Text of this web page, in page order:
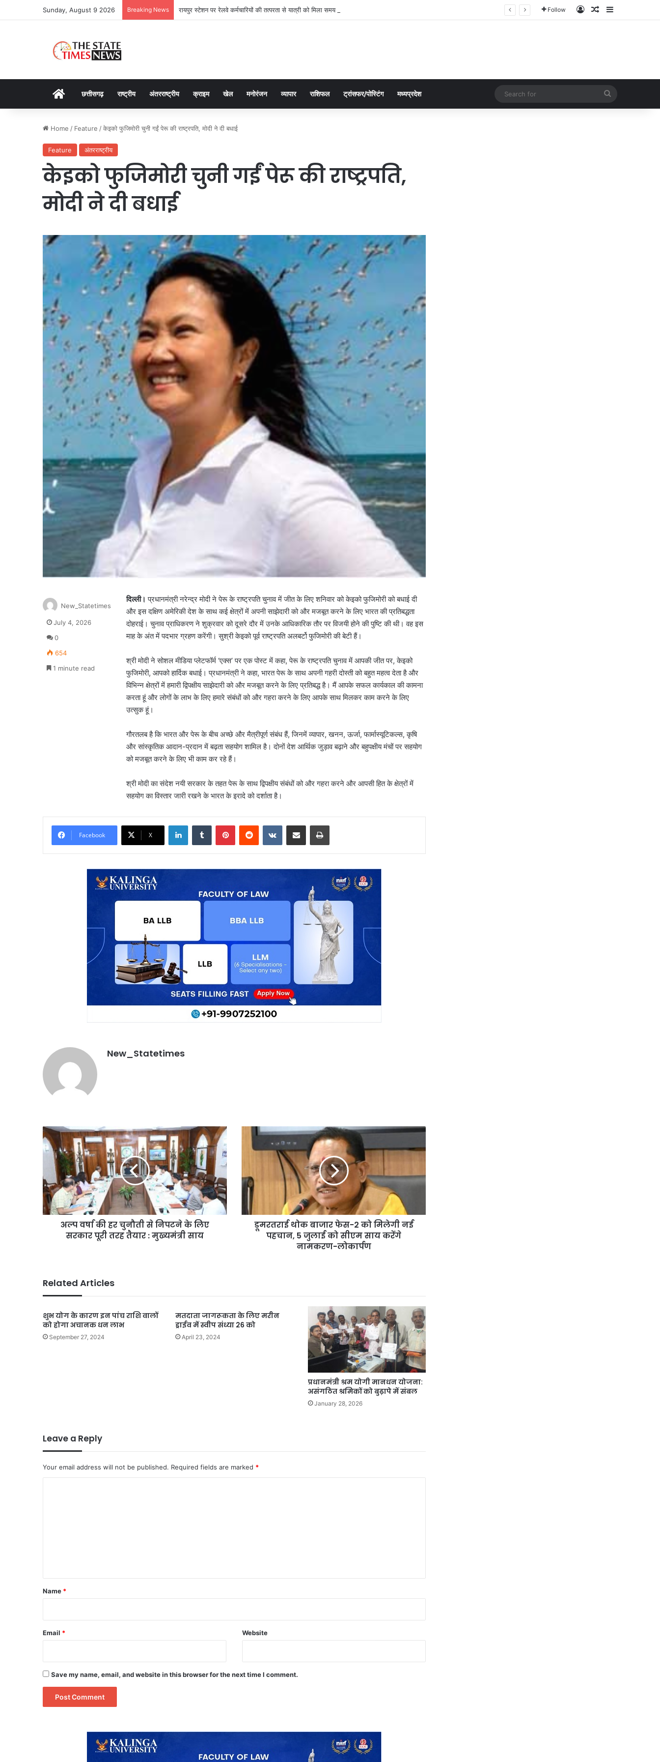
Sunday, August 9 2026 Breaking News रायपुर स्टेशन पर रेलवे कर्मचारियों की तत्परता से यात्री को मिला समय पर उपचार Follow Log InRandom Article
Sidebar
Homeछत्तीसगढ़ राष्ट्रीय अंतरराष्ट्रीय क्राइम खेल मनोरंजन व्यापार राशिफल ट्रांसफर/पोस्टिंग मध्यप्रदेश
for
Home / Feature /केइको फुजिमोरी चुनी गईं पेरू की राष्ट्रपति, मोदी ने दी बधाई
Feature अंतरराष्ट्रीय
केइको फुजिमोरी चुनी गईं पेरू की राष्ट्रपति,
मोदी ने दी बधाई
दिल्ली। प्रधानमंत्री नरेन्द्र मोदी ने पेरू के राष्ट्रपति चुनाव में जीत के लिए शनिवार को केइको फुजिमोरी को बधाई दी
और इस दक्षिण अमेरिकी देश के साथ कई क्षेत्रों में अपनी साझेदारी को और मजबूत करने के लिए भारत की प्रतिबद्धता
दोहराई। चुनाव प्राधिकरण ने शुक्रवार को दूसरे दौर में उनके आधिकारिक तौर पर विजयी होने की पुष्टि की थी। वह इस
माह के अंत में पदभार ग्रहण करेंगी। सुश्री केइको पूर्व राष्ट्रपति अलबर्टो फुजिमोरी की बेटी हैं।
श्री मोदी ने सोशल मीडिया प्लेटफॉर्म ‘एक्स’ पर एक पोस्ट में कहा, पेरू के राष्ट्रपति चुनाव में आपकी जीत पर, केइको
फुजिमोरी, आपको हार्दिक बधाई। प्रधानमंत्री ने कहा, भारत पेरू के साथ अपनी गहरी दोस्ती को बहुत महत्व देता है और
विभिन्न क्षेत्रों में हमारी द्विपक्षीय साझेदारी को और मजबूत करने के लिए प्रतिबद्ध है। मैं आपके सफल कार्यकाल की कामना
करता हूं और लोगों के लाभ के लिए हमारे संबंधों को और गहरा करने के लिए आपके साथ मिलकर काम करने के लिए
उत्सुक हूं।
गौरतलब है कि भारत और पेरू के बीच अच्छे और मैत्रीपूर्ण संबंध हैं, जिनमें व्यापार, खनन, ऊर्जा, फार्मास्यूटिकल्स, कृषि
और सांस्कृतिक आदान-प्रदान में बढ़ता सहयोग शामिल है। दोनों देश आर्थिक जुड़ाव बढ़ाने और बहुपक्षीय मंचों पर सहयोग
को मजबूत करने के लिए भी काम कर रहे हैं।
श्री मोदी का संदेश नयी सरकार के तहत पेरू के साथ द्विपक्षीय संबंधों को और गहरा करने और आपसी हित के क्षेत्रों में
सहयोग का विस्तार जारी रखने के भारत के इरादे को दर्शाता है।
New_Statetimes
July 4, 2026
0
654
1 minute read
Facebook X
LinkedInTumblr PinterestReddit VKontakteShare via Email Print
New_Statetimes
अल्प
वर्षा
की
चुनौती
से
निपटने
लिए
साय
अल्प वर्षा की हर चुनौती से निपटने के लिए
सरकार पूरी तरह तैयार : मुख्यमंत्री साय
डूमरतराई
बाजार
मिलेगी
पहचान,
5
डूमरतराई थोक बाजार फेस-2 को मिलेगी नई
पहचान, 5 जुलाई को सीएम साय करेंगे
नामकरण-लोकार्पण
Related Articles
शुभ योग के कारण इन पांच राशि वालों
को होगा अचानक धन लाभ
September 27, 2024
मतदाता जागरूकता के लिए मरीन
ड्राईव में स्वीप संध्या 26 को
April 23, 2024
प्रधानमंत्री श्रम योगी मानधन योजना:
असंगठित श्रमिकों को बुढ़ापे में संबल
January 28, 2026
Leave a Reply
Your email address will not be published. Required fields are marked *
*
Name *
Email * Website
Save my name, email, and website in this browser for the next time I comment.